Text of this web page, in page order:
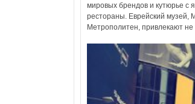
мировых брендов и кутюрье с
рестораны. Еврейский музей,
Метрополитен, привлекают